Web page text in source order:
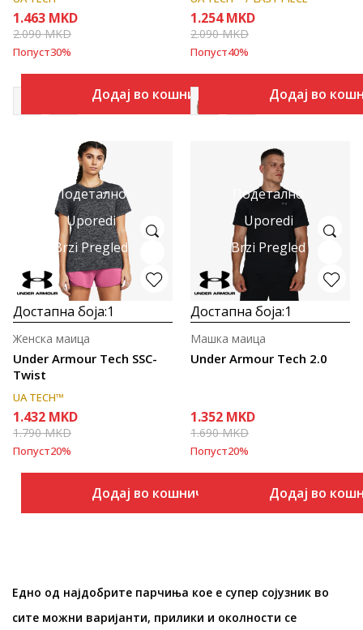
1.463 MKD
2.090MKD
Попуст30%
Додај во кошничка
1.254 MKD
2.090MKD
Попуст40%
Додај во
Подетално
Uporedi
Brzi Pregled
Достапна боја:1
Under Armour Tech SSC-
Twist
Женска маица
UA TECH™
1.432 MKD
1.790MKD
Попуст20%
Додај во кошничка
Подетално
Uporedi
Brzi Pregled
Достапна боја:1
Under Armour Tech 2.0
Машка маица
1.352 MKD
1.690MKD
Попуст20%
Додај во
Едно од најдобрите парчиња кое е супер сојузник во
сите можни варијанти, прилики и околности се